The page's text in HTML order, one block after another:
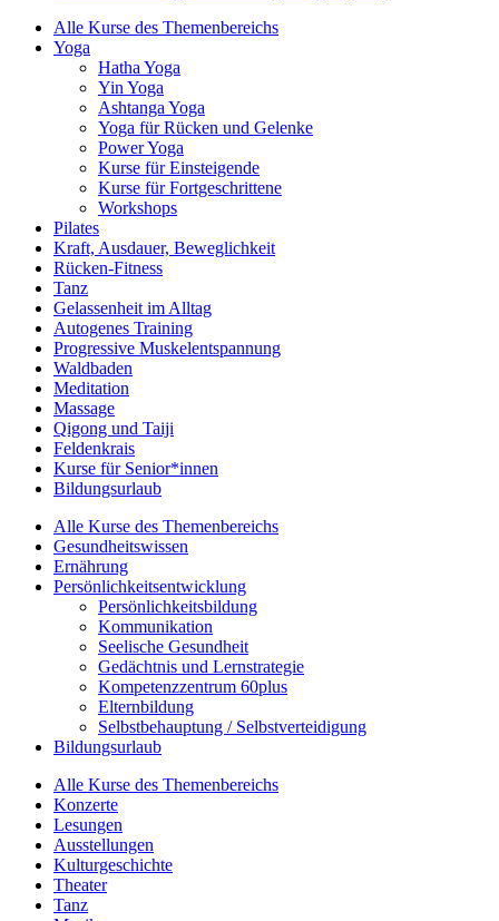
Alle Kurse des Themenbereichs
Yoga
Hatha Yoga
Yin Yoga
Ashtanga Yoga
Yoga für Rücken und Gelenke
Power Yoga
Kurse für Einsteigende
Kurse für Fortgeschrittene
Workshops
Pilates
Kraft, Ausdauer, Beweglichkeit
Rücken-Fitness
Tanz
Gelassenheit im Alltag
Autogenes Training
Progressive Muskelentspannung
Waldbaden
Meditation
Massage
Qigong und Taiji
Feldenkrais
Kurse für Senior*innen
Bildungsurlaub
Alle Kurse des Themenbereichs
Gesundheitswissen
Ernährung
Persönlichkeitsentwicklung
Persönlichkeitsbildung
Kommunikation
Seelische Gesundheit
Gedächtnis und Lernstrategie
Kompetenzzentrum 60plus
Elternbildung
Selbstbehauptung / Selbstverteidigung
Bildungsurlaub
Alle Kurse des Themenbereichs
Konzerte
Lesungen
Ausstellungen
Kulturgeschichte
Theater
Tanz